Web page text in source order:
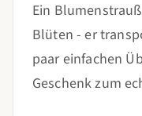
Ein
Blüten - er
paar einfachen
Geschenk zum